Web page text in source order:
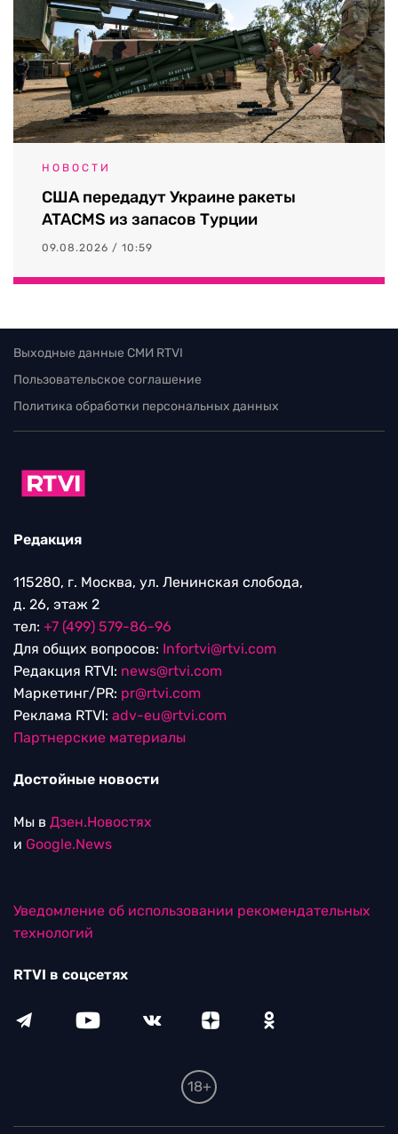
НОВОСТИ
США передадут Украине ракеты
ATACMS из запасов Турции
09.08.2026 / 10:59
Выходные данные СМИ RTVI
Пользовательское соглашение
Политика обработки персональных данных
Редакция
115280, г. Москва, ул. Ленинская слобода,
д. 26, этаж 2
тел: +7 (499) 579-86-96
Для общих вопросов: Infortvi@rtvi.com
Редакция RTVI: news@rtvi.com
Маркетинг/PR: pr@rtvi.com
Реклама RTVI: adv-eu@rtvi.com
Партнерские материалы
Достойные новости
Мы в Дзен.Новостях
и Google.News
Уведомление об использовании рекомендательных
технологий
RTVI в соцсетях
18+